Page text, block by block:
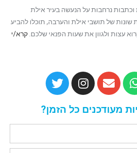
וכתבות נרחבות על הנעשה בעיר אילת
שונות של תושבי אילת והערבה, תוכלו להביע
עצות ולגוון את שעות הפנאי שלכם. קרא/י
מעודכנים כל הזמן?